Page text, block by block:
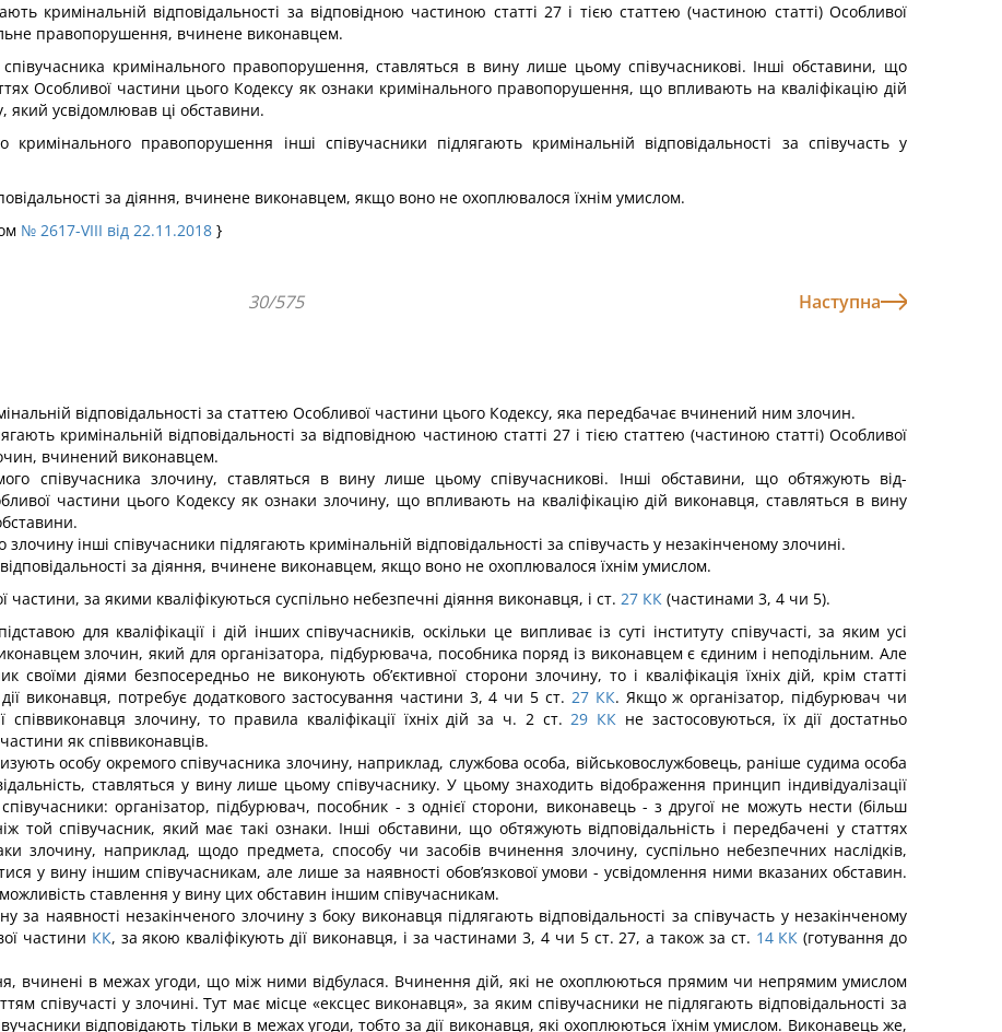
кримінальній відповідальності за відповідною частиною статті 27 і тією статтею (частиною статті) Особливої
правопорушення, вчинене виконавцем.
кримінального правопорушення, ставляться в вину лише цьому співучасникові. Інші обставини, що
Особливої частини цього Кодексу як ознаки кримінального правопорушення, що впливають на кваліфікацію дій
який усвідомлював ці обставини.
правопорушення інші співучасники підлягають кримінальній відповідальності за співучасть у
за діяння, вчинене виконавцем, якщо воно не охоплювалося їхнім умислом.
№ 2617-VIII від 22.11.2018 }
30/575 Наступна
відповідальності за статтею Особливої частини цього Кодексу, яка передбачає вчинений ним злочин.
кримінальній відпові­дальності за відповідною частиною статті 27 і тією статтею (частиною статті) Особливої
вчинений виконавцем.
співучасника злочину, став­ляться в вину лише цьому співучасникові. Інші обставини, що обтяжують від­
частини цього Кодексу як озна­ки злочину, що впливають на кваліфікацію дій виконавця, ставляться в вину
інші співучасники під­лягають кримінальній відповідальності за співучасть у незакінченому злочині.
за діяння, вчинене виконавцем, якщо воно не охоплювалося їхнім умислом.
за якими кваліфікуються суспільно небезпечні діяння виконавця, і ст. 27 КК (частинами 3, 4 чи 5).
для кваліфікації і дій інших співучасників, оскільки це випливає із суті інституту співучасті, за яким усі
злочин, який для організатора, підбурювача, пособника поряд із виконавцем є єдиним і неподільним. Але
своїми діями безпосередньо не виконують об’єктивної сторони злочину, то і кваліфікація їхніх дій, крім статті
виконавця, потребує додаткового застосування частини 3, 4 чи 5 ст. 27 КК. Якщо ж організатор, підбурювач чи
злочину, то правила кваліфікації їхніх дій за ч. 2 ст. 29 КК не застосовуються, їх дії до­статньо
як співвиконавців.
особу окремого співучасника злочину, наприклад, службова особа, військовослужбовець, раніше судима особа
ставляться у вину лише цьому спі­вучаснику. У цьому знаходить відображення принцип індивідуалізації
співучасники: організатор, підбурювач, пособник - з однієї сторони, виконавець - з другої не можуть нести (більш
той співучасник, який має такі ознаки. Інші обставини, що об­тяжують відповідальність і передбачені у статтях
злочину, наприклад, щодо предмета, способу чи засобів вчинення злочину, суспільно небезпечних наслідків,
у вину іншим співучасникам, але лише за наявності обов’язкової умови - усвідомлення ними вказаних обставин.
ставлення у вину цих обставин іншим співучасникам.
за наявності незакінченого зло­чину з боку виконавця підлягають відповідальності за співучасть у незакінченому
частини КК, за якою кваліфікують дії виконавця, і за частинами 3, 4 чи 5 ст. 27, а також за ст. 14 КК (готування до
вчинені в межах угоди, що між ними відбулася. Вчинення дій, які не охоплюються прямим чи непрямим умислом
співучасті у злочині. Тут має місце «ексцес виконавця», за яким співучасники не підлягають відповідальності за
відповідають тільки в межах угоди, тобто за дії виконавця, які охоплюються їхнім умислом. Виконавець же,